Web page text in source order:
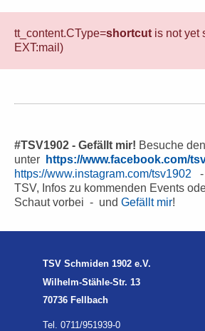
tt_content.CType=shortcut is not yet
EXT:mail)
#TSV1902 - Gefällt mir! Besuche
unter
https://www.facebook.com/
https://www.instagram.com/tsv1902 -
TSV, Infos zu kommenden Events
Schaut vorbei - und Gefällt mir!
TSV Schmiden 1902 e.V.
Wilhelm-Stähle-Str. 13
70736 Fellbach
Tel. 0711/951939-0